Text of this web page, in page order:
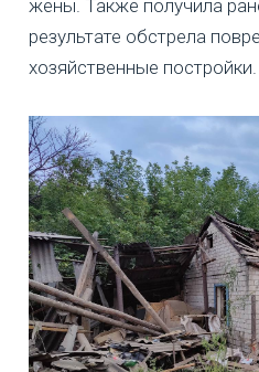
жены. Также получила
результате обстрела
хозяйственные постройки.